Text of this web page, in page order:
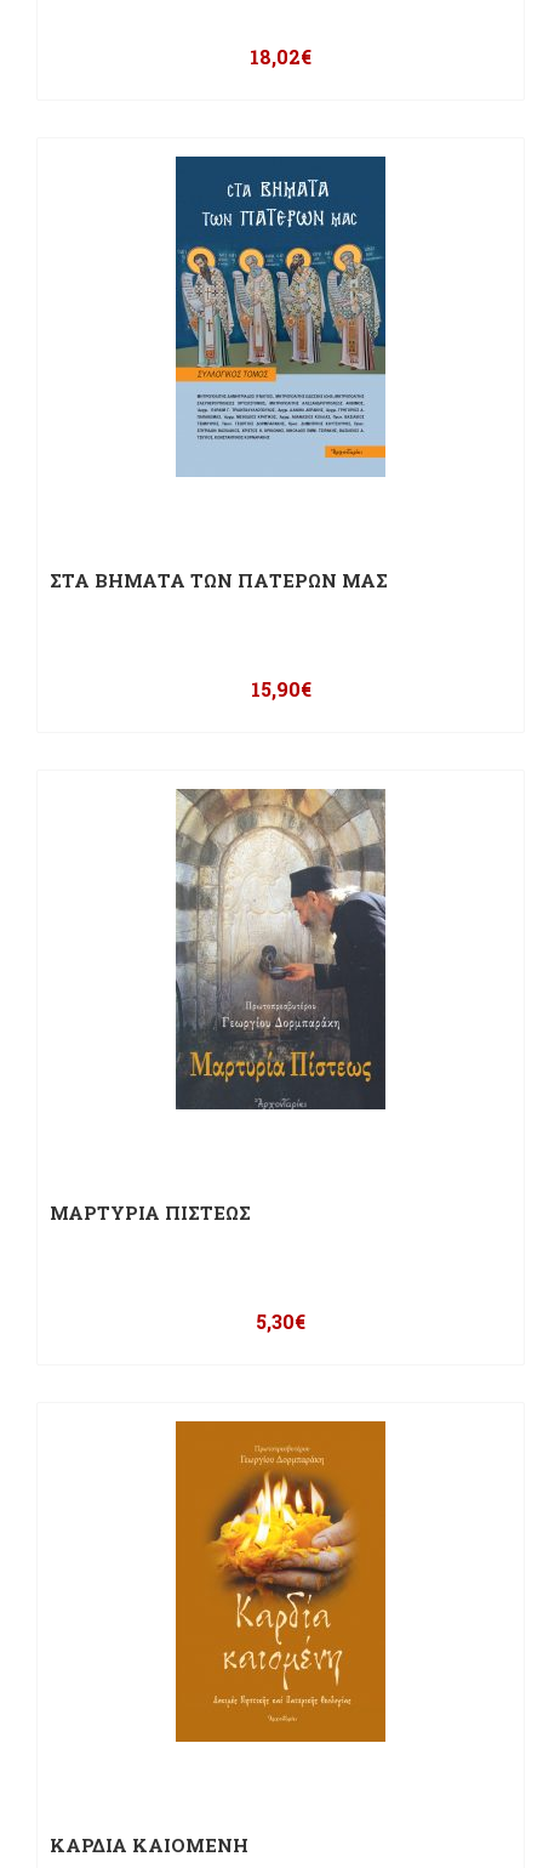
18,02€
ΣΤΑ ΒΗΜΑΤΑ ΤΩΝ ΠΑΤΕΡΩΝ ΜΑΣ
15,90€
ΜΑΡΤΥΡΙΑ ΠΙΣΤΕΩΣ
5,30€
ΚΑΡΔΙΑ ΚΑΙΟΜΕΝΗ